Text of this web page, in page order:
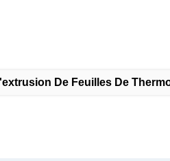
De Feuilles De